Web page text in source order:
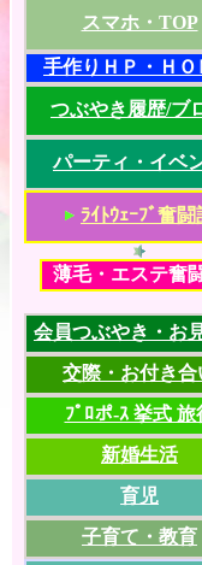
スマホ・TOP
手作りＨＰ・ＨＯ
つぶやき履歴/ブ
パーティ・イベ
ﾗｲﾄｳｪｰﾌﾞ奮闘
薄毛・エステ奮
会員つぶやき・お
交際・お付き合
ﾌﾟﾛポ-ｽ 挙式 旅
新婚生活
育児
子育て・教育